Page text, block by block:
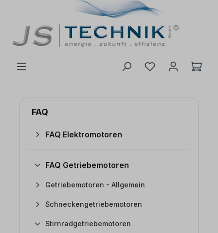
FAQ
FAQ Elektromotoren
FAQ Getriebemotoren
Getriebemotoren - Allgemein
Schneckengetriebemotoren
Stirnradgetriebemotoren